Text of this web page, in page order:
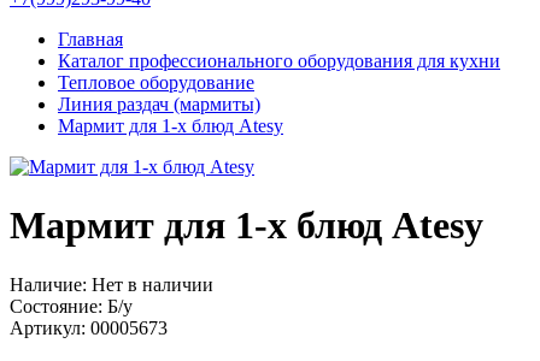
Главная
Каталог профессионального оборудования для кухни
Тепловое оборудование
Линия раздач (мармиты)
Мармит для 1-х блюд Atesy
Мармит для 1-х блюд Atesy
Наличие: Нет в наличии
Состояние: Б/у
Артикул: 00005673